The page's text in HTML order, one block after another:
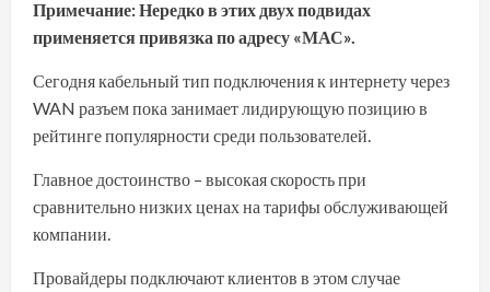
Примечание: Нередко в этих двух подвидах
применяется привязка по адресу «МАС».
Сегодня кабельный тип подключения к интернету через
WAN разъем пока занимает лидирующую позицию в
рейтинге популярности среди пользователей.
Главное достоинство – высокая скорость при
сравнительно низких ценах на тарифы обслуживающей
компании.
Провайдеры подключают клиентов в этом случае